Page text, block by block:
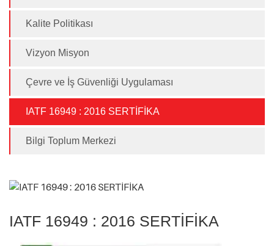
Kalite Politikası
Vizyon Misyon
Çevre ve İş Güvenliği Uygulaması
IATF 16949 : 2016 SERTİFİKA
Bilgi Toplum Merkezi
IATF 16949 : 2016 SERTİFİKA